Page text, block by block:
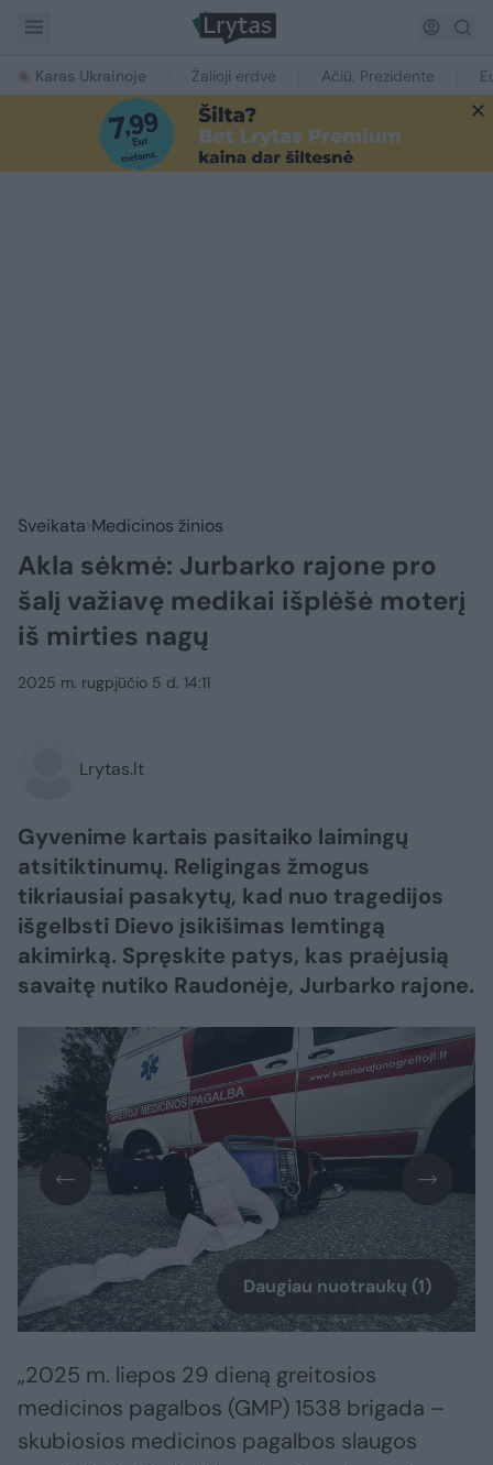
Karas Ukrainoje Žalioji erdvė Ačiū, Prezidente
Sveikata Medicinos žinios
Akla sėkmė: Jurbarko rajone pro
šalį važiavę medikai išplėšė moterį
iš mirties nagų
2025 m. rugpjūčio 5 d. 14:11
Lrytas.lt
Gyvenime kartais pasitaiko laimingų
atsitiktinumų. Religingas žmogus
tikriausiai pasakytų, kad nuo tragedijos
išgelbsti Dievo įsikišimas lemtingą
akimirką. Spręskite patys, kas praėjusią
savaitę nutiko Raudonėje, Jurbarko rajone.
Daugiau nuotraukų (1)
„2025 m. liepos 29 dieną greitosios
medicinos pagalbos (GMP) 1538 brigada –
skubiosios medicinos pagalbos slaugos